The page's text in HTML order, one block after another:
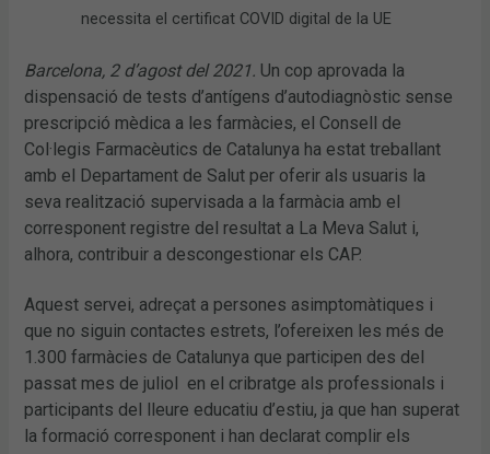
necessita el certificat COVID digital de la UE
Barcelona, 2 d’agost del 2021. Un cop aprovada la
dispensació de tests d’antígens d’autodiagnòstic sense
prescripció mèdica a les farmàcies, el Consell de
Col·legis Farmacèutics de Catalunya ha estat treballant
amb el Departament de Salut per oferir als usuaris la
seva realització supervisada a la farmàcia amb el
corresponent registre del resultat a La Meva Salut i,
alhora, contribuir a descongestionar els CAP.
Aquest servei, adreçat a persones asimptomàtiques i
que no siguin contactes estrets, l’ofereixen les més de
1.300 farmàcies de Catalunya que participen des del
passat mes de juliol en el cribratge als professionals i
participants del lleure educatiu d’estiu, ja que han superat
la formació corresponent i han declarat complir els